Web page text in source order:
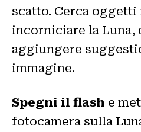
scatto. Cerca
incorniciare la Luna,
aggiungere
immagine.
Spegni il flash e
fotocamera sulla